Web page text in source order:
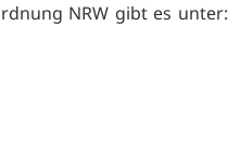
NRW gibt es unter: